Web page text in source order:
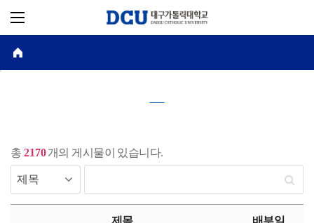
총 2170개의 게시물이 있습니다.
제목 배부일